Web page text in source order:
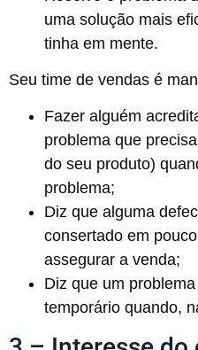
uma solução mais
tinha em mente.
Seu time de vendas é
Fazer alguém
problema que
do seu produto)
problema;
Diz que alguma
consertado em
assegurar a venda;
Diz que um
temporário quando,